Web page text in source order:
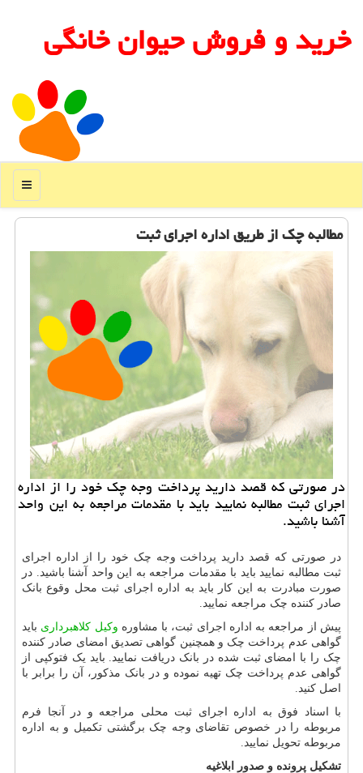
خرید و فروش حیوان خانگی
منو
مطالبه چك از طریق اداره اجرای ثبت
در صورتی كه قصد دارید پرداخت وجه چك خود را از اداره
اجرای ثبت مطالبه نمایید باید با مقدمات مراجعه به این واحد
آشنا باشید.
در صورتی که قصد دارید پرداخت وجه چک خود را از اداره اجرای
ثبت مطالبه نمایید باید با مقدمات مراجعه به این واحد آشنا باشید. در
صورت مبادرت به این کار باید به اداره اجرای ثبت محل وقوع بانک
صادر کننده چک مراجعه نمایید.
پیش از مراجعه به اداره اجرای ثبت، با مشاوره وکیل کلاهبرداری باید
گواهی عدم پرداخت چک و همچنین گواهی تصدیق امضای صادر کننده
چک را با امضای ثبت شده در بانک دریافت نمایید. باید یک فتوکپی از
گواهی عدم پرداخت چک تهیه نموده و در بانک مذکور، آن را برابر با
اصل کنید.
با اسناد فوق به اداره اجرای ثبت محلی مراجعه و در آنجا فرم
مربوطه را در خصوص تقاضای وجه چک برگشتی تکمیل و به اداره
مربوطه تحویل نمایید.
تشکیل پرونده و صدور ابلاغیه